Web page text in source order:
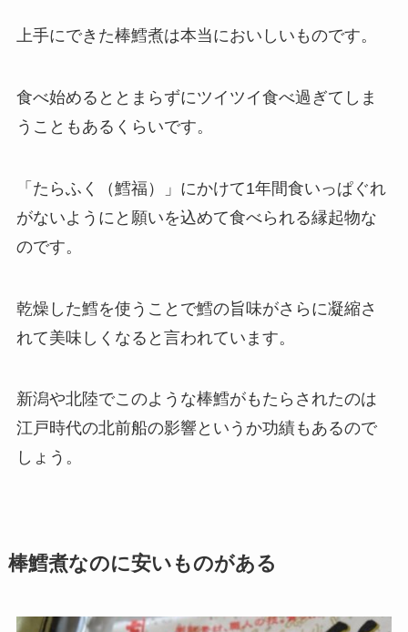
上手にできた棒鱈煮は本当においしいものです。
食べ始めるととまらずにツイツイ食べ過ぎてしま
うこともあるくらいです。
「たらふく（鱈福）」にかけて1年間食いっぱぐれ
がないようにと願いを込めて食べられる縁起物な
のです。
乾燥した鱈を使うことで鱈の旨味がさらに凝縮さ
れて美味しくなると言われています。
新潟や北陸でこのような棒鱈がもたらされたのは
江戸時代の北前船の影響というか功績もあるので
しょう。
棒鱈煮なのに安いものがある